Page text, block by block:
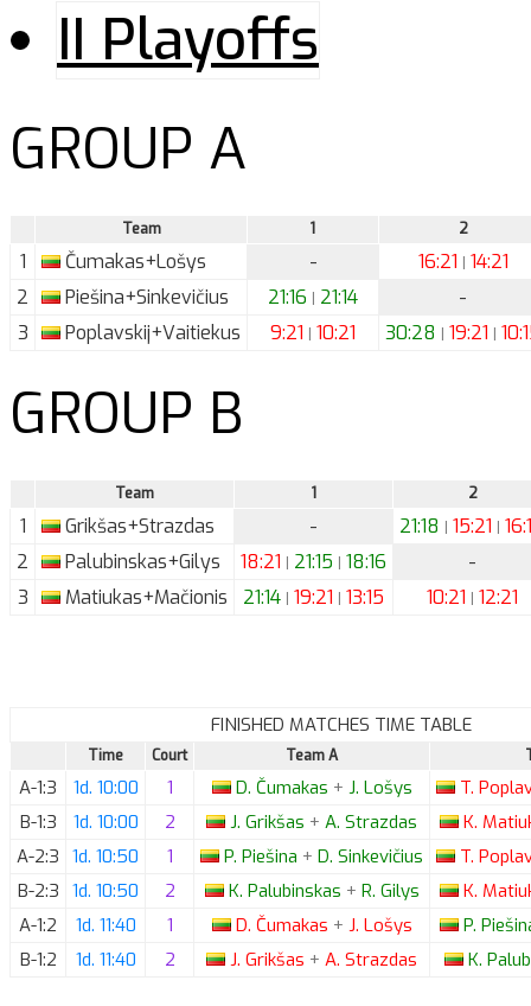
II Playoffs
GROUP A
Team 1 2
1 Čumakas+Lošys - 16:21 | 14:21
2
Piešina+Sinkevičius 21:16 | 21:14
-
3
Poplavskij+Vaitiekus 9:21 | 10:21 30:28 | 19:21 |
GROUP B
Team 1 2
1 Grikšas+Strazdas - 21:18 | 15:21 |
2
Palubinskas+Gilys 18:21 | 21:15 | 18:16
-
3
Matiukas+Mačionis 21:14 | 19:21 | 13:15 10:21 | 12:21
FINISHED MATCHES TIME TABLE
Time Court Team A
A-1:3 1d. 10:00 1 D. Čumakas + J. Lošys T.
B-1:3
1d. 10:00 2 J. Grikšas + A. Strazdas K.
A-2:3 1d. 10:50 1 P. Piešina + D. Sinkevičius T.
B-2:3 1d. 10:50 2 K. Palubinskas + R. Gilys K.
A-1:2
1d. 11:40 1 D. Čumakas + J. Lošys P.
B-1:2
1d. 11:40 2 J. Grikšas + A. Strazdas K.